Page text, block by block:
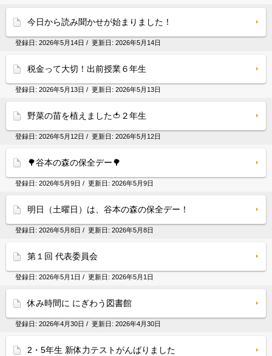
今日から読み聞かせが始まりました！
登録日: 2026年5月14日 / 更新日: 2026年5月14日
税金って大切！出前授業６年生
登録日: 2026年5月13日 / 更新日: 2026年5月13日
野菜の苗を植えました🍅２年生
登録日: 2026年5月12日 / 更新日: 2026年5月12日
🌳谷本の森の保全デー🌳
登録日: 2026年5月9日 / 更新日: 2026年5月9日
明日（土曜日）は、谷本の森の保全デー！
登録日: 2026年5月8日 / 更新日: 2026年5月8日
第１回 代表委員会
登録日: 2026年5月1日 / 更新日: 2026年5月1日
休み時間に にぎわう図書館
登録日: 2026年4月30日 / 更新日: 2026年4月30日
2・5年生 新体力テストがんばりました